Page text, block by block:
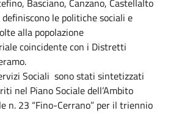
definiscono le politiche sociali e
alla popolazione
coincidente con i Distretti
Sociali sono stati sintetizzati
nel Piano Sociale dell’Ambito
n. 23 “Fino-Cerrano” per il triennio